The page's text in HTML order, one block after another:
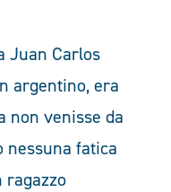
Juan Carlos
argentino, era
non venisse da
nessuna fatica
ragazzo